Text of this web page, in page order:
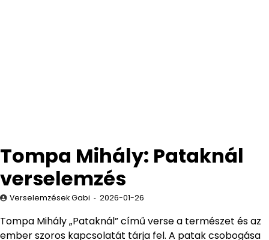
Tompa Mihály: Pataknál
verselemzés
Verselemzések Gabi 2026-01-26
Tompa Mihály „Pataknál” című verse a természet és az
ember szoros kapcsolatát tárja fel. A patak csobogása